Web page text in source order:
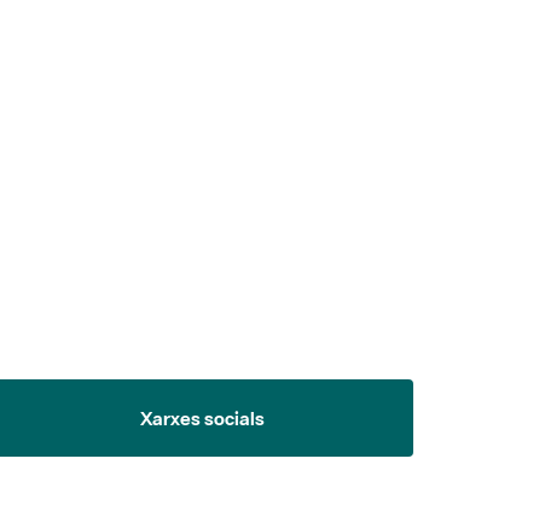
Xarxes socials